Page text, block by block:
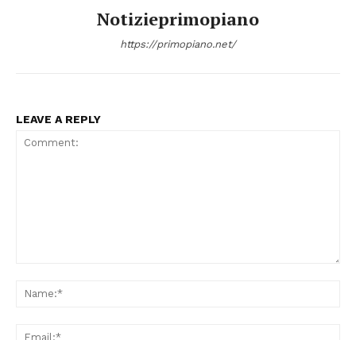
Notizieprimopiano
https://primopiano.net/
LEAVE A REPLY